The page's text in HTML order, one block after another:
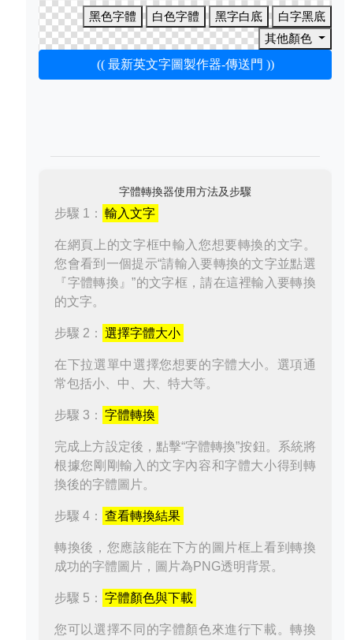
黑色字體 白色字體 黑字白底
白字黑底
其他顏色
(( 最新英文字圖製作器-傳送門 ))
字體轉換器使用方法及步驟
步驟 1： 輸入文字
在網頁上的文字框中輸入您想要轉換的文字。
您會看到一個提示“請輸入要轉換的文字並點選
『字體轉換』”的文字框，請在這裡輸入要轉換
的文字。
步驟 2： 選擇字體大小
在下拉選單中選擇您想要的字體大小。選項通
常包括小、中、大、特大等。
步驟 3： 字體轉換
完成上方設定後，點擊“字體轉換”按鈕。系統將
根據您剛剛輸入的文字內容和字體大小得到轉
換後的字體圖片。
步驟 4： 查看轉換結果
轉換後，您應該能在下方的圖片框上看到轉換
成功的字體圖片，圖片為PNG透明背景。
步驟 5： 字體顏色與下載
您可以選擇不同的字體顏色來進行下載。轉換